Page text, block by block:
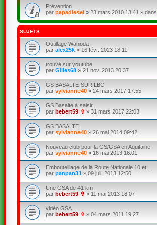
Prévention
par papadiesel» 23 mars 2010 13:41 » dans
SUJETS
Outillage Wanoda
par alex25k» 16 févr. 2023 18:11
trouvé sur youtube
par Gilles68» 21 nov. 2013 20:37
GS BASALTE SUR LBC
par sylvianne40» 24 mars 2017 17:55
GS Basalte à saisir.
par bebert59 ✞ » 31 mars 2017 22:03
GS BASALTE
par sylvianne40» 26 mai 2014 09:42
Nouveau club pour la GS/GSA en Aquitaine
par sylvianne40» 16 mai 2013 16:01
Embouteillage de la Route Nationale 10 et ...
par panpan31» 09 juil. 2013 12:50
Une GSA de 41 km
par bebert59 ✞ » 11 mai 2013 18:07
vidéo GSA
par bebert59 ✞ » 04 mars 2011 19:27